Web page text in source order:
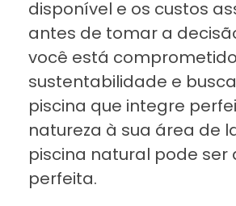
disponível e os custos
antes de tomar a
você está
sustentabilidade e
piscina que integre
natureza à sua área de
piscina natural pode ser
perfeita.